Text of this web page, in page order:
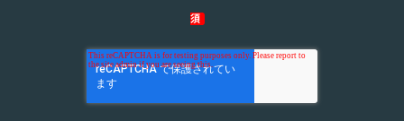
須